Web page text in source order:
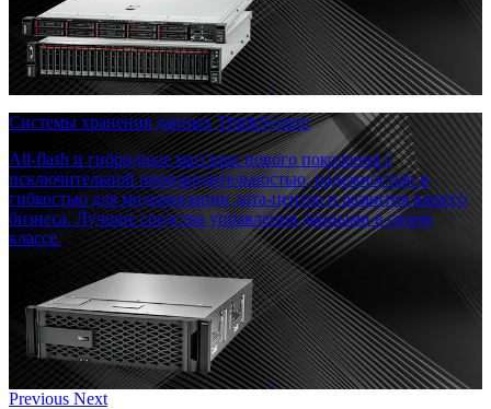
Системы хранения данных ThinkSystem
All-flash и гибридные массивы нового поколения с
исключительной производительностью, надежностью и
гибкостью для модернизации дата-центра и развития вашего
бизнеса. Лучшие средства управления данными в своем
классе.
Previous Next